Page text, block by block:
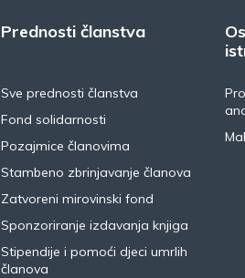
Prednosti članstva
Sve prednosti članstva
Fond solidarnosti
Pozajmice članovima
Stambeno zbrinjavanje članova
Zatvoreni mirovinski fond
Sponzoriranje izdavanja knjiga
Stipendije i pomoći djeci umrlih
članova